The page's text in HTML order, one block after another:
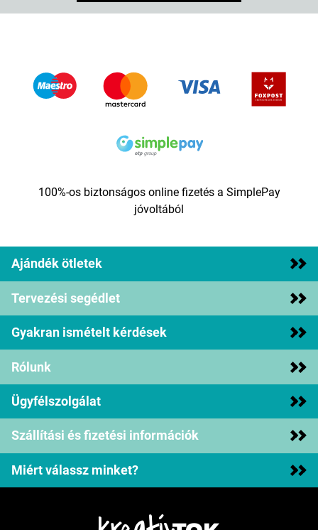
100%-os biztonságos online fizetés a SimplePay
jóvoltából
Ajándék ötletek
Tervezési segédlet
Gyakran ismételt kérdések
Rólunk
Ügyfélszolgálat
Szállítási és fizetési információk
Miért válassz minket?